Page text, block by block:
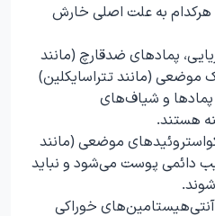
به علت اصلی خارش
پمادهای ضدقارچ (مانند
موضعی (مانند تتراسایکلین)
پمادها و شیاف‌های
هستند.
موضعی (مانند
دائمی پوست می‌شود و نباید
آنتی‌هیستامین‌های خوراکی